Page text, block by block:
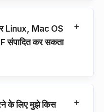
Linux, Mac OS
संपादित कर सकता
के लिए मुझे किस